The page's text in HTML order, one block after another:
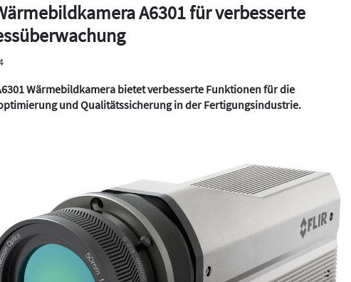
A6301 für verbesserte
Wärmebildkamera bietet verbesserte Funktionen für die
und Qualitätssicherung in der Fertigungsindustrie.